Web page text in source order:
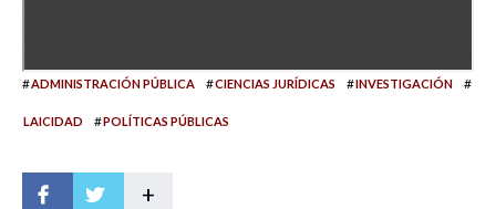
#ADMINISTRACIÓN PÚBLICA #CIENCIAS JURÍDICAS #INVESTIGACIÓN #
LAICIDAD #POLÍTICAS PÚBLICAS
+